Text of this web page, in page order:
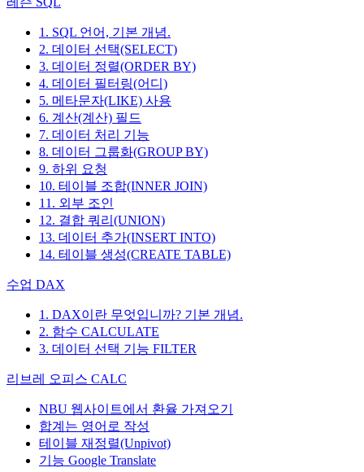
1. SQL 언어, 기본 개념.
2. 데이터 선택(SELECT)
3. 데이터 정렬(ORDER BY)
4. 데이터 필터링(어디)
5. 메타문자(LIKE) 사용
6. 계산(계산) 필드
7. 데이터 처리 기능
8. 데이터 그룹화(GROUP BY)
9. 하위 요청
10. 테이블 조합(INNER JOIN)
11. 외부 조인
12. 결합 쿼리(UNION)
13. 데이터 추가(INSERT INTO)
14. 테이블 생성(CREATE TABLE)
수업 DAX
1. DAX이란 무엇입니까? 기본 개념.
2. 함수 CALCULATE
3. 데이터 선택 기능 FILTER
리브레 오피스 CALC
NBU 웹사이트에서 환율 가져오기
합계는 영어로 작성
테이블 재정렬(Unpivot)
기능 Google Translate